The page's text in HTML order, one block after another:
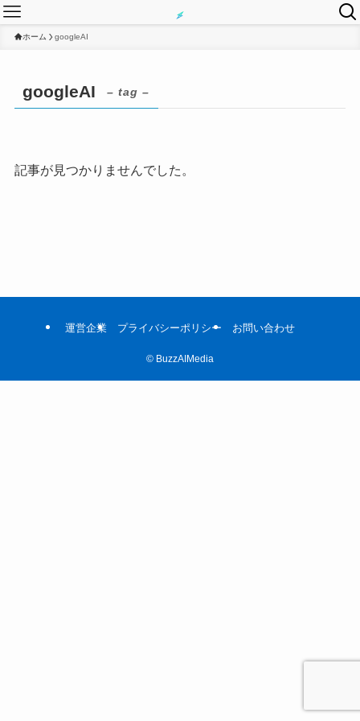
ホーム googleAI
googleAI – tag –
記事が見つかりませんでした。
運営企業 プライバシーポリシー お問い合わせ
© BuzzAIMedia